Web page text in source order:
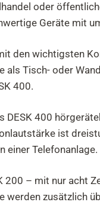
oder
Geräte mit
den wichtigsten
als Tisch- oder
400.
DESK 400
ist
einer Telefonanlage.
– mit nur acht
zusätzlich